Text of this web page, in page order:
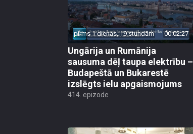
pirms 1 dienas, 19 stundām 00:02:27
Ungārija un Rumānija
sausuma dēļ taupa elektrību –
Budapeštā un Bukarestē
izslēgts ielu apgaismojums
414. epizode